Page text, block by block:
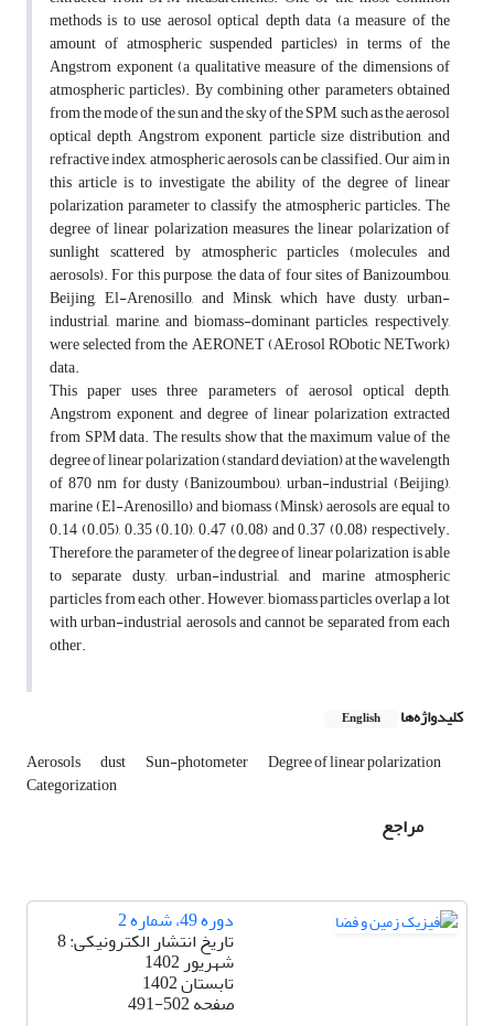
methods is to use aerosol optical depth data (a measure of the
amount of atmospheric suspended particles) in terms of the
Angstrom exponent (a qualitative measure of the dimensions of
atmospheric particles). By combining other parameters obtained
from the mode of the sun and the sky of the SPM, such as the aerosol
optical depth, Angstrom exponent, particle size distribution, and
refractive index, atmospheric aerosols can be classified. Our aim in
this article is to investigate the ability of the degree of linear
polarization parameter to classify the atmospheric particles. The
degree of linear polarization measures the linear polarization of
sunlight scattered by atmospheric particles (molecules and
aerosols). For this purpose, the data of four sites of Banizoumbou,
Beijing, El-Arenosillo, and Minsk, which have dusty, urban-
industrial, marine, and biomass-dominant particles, respectively,
were selected from the AERONET (AErosol RObotic NETwork)
data.
This paper uses three parameters of aerosol optical depth,
Angstrom exponent, and degree of linear polarization extracted
from SPM data. The results show that the maximum value of the
degree of linear polarization (standard deviation) at the wavelength
of 870 nm for dusty (Banizoumbou), urban-industrial (Beijing),
marine (El-Arenosillo) and biomass (Minsk) aerosols are equal to
0.14 (0.05), 0.35 (0.10), 0.47 (0.08) and 0.37 (0.08) respectively.
Therefore, the parameter of the degree of linear polarization is able
to separate dusty, urban-industrial, and marine atmospheric
particles from each other. However, biomass particles overlap a lot
with urban-industrial aerosols and cannot be separated from each
other.
کلیدواژه‌ها English
Aerosols dust Sun-photometer Degree of linear polarization
Categorization
مراجع
دوره 49، شماره 2
تاریخ انتشار الکترونیکی: 8
شهریور 1402
تابستان 1402
صفحه491-502